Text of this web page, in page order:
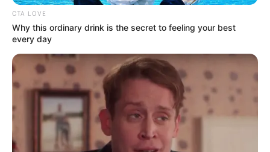
CTA LOVE
Why this ordinary drink is the secret to feeling your best
every day